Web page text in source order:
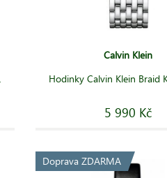
Calvin Klein
Hodinky Calvin Klein Braid
5 990 Kč
Doprava ZDARMA